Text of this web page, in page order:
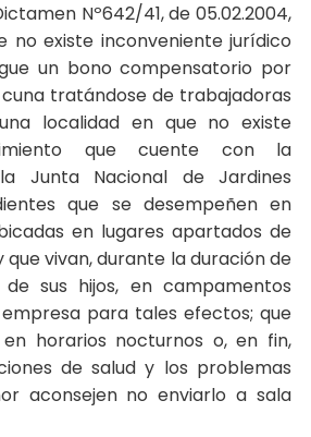
Nº642/41, de 05.02.2004,
no existe inconveniente jurídico
un bono compensatorio por
tratándose de trabajadoras
localidad en que no existe
que cuente con la
Junta Nacional de Jardines
que se desempeñen en
en lugares apartados de
vivan, durante la duración de
de sus hijos, en campamentos
para tales efectos; que
horarios nocturnos o, en fin,
de salud y los problemas
aconsejen no enviarlo a sala